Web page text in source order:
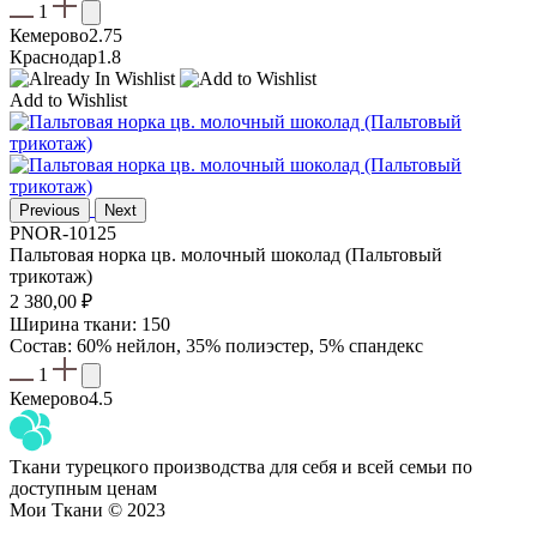
1
Кемерово2.75
Краснодар1.8
Add to Wishlist
Previous Next
PNOR-10125
Пальтовая норка цв. молочный шоколад (Пальтовый
трикотаж)
2 380,00 ₽
Ширина ткани: 150
Состав: 60% нейлон, 35% полиэстер, 5% спандекс
1
Кемерово4.5
Ткани турецкого производства для себя и всей семьи по
доступным ценам
Мои Ткани © 2023